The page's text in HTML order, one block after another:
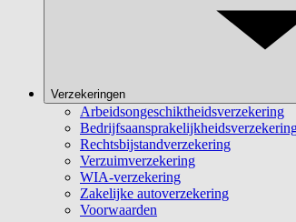
Verzekeringen
Arbeidsongeschiktheidsverzekering
Rechtsbijstandverzekering
Verzuimverzekering
WIA-verzekering
Zakelijke autoverzekering
Voorwaarden